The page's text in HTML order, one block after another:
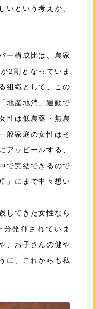
いという考えが、
ー構成比は、農家
2割となっていま
組織として、この
地産地消」運動で
性は低農薬・無農
般家庭の女性はそ
アッピールする、
で完結できるので
」にまで中々想い
してきた女性なら
発揮されていま
、お子さんの健や
に、これからも私